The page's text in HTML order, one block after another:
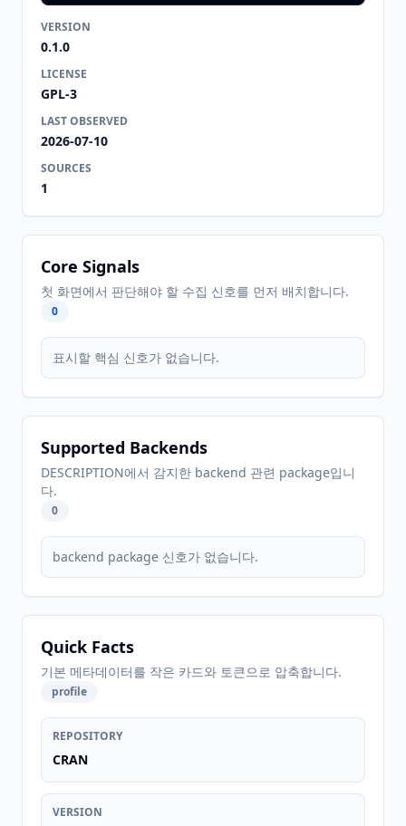
VERSION
0.1.0
LICENSE
GPL-3
LAST OBSERVED
2026-07-10
SOURCES
1
Core Signals
첫 화면에서 판단해야 할 수집 신호를 먼저 배치합니다.
0
표시할 핵심 신호가 없습니다.
Supported Backends
DESCRIPTION에서 감지한 backend 관련 package입니
다.
0
backend package 신호가 없습니다.
Quick Facts
기본 메타데이터를 작은 카드와 토큰으로 압축합니다.
profile
REPOSITORY
CRAN
VERSION